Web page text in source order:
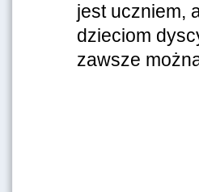
jest uczniem,
dzieciom
zawsze